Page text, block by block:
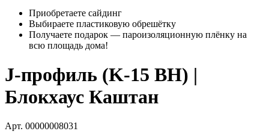
Приобретаете сайдинг
Выбираете пластиковую обрешётку
Получаете подарок — пароизоляционную плёнку на
всю площадь дома!
J-профиль (K-15 BH) |
Блокхаус Каштан
Арт. 00000008031